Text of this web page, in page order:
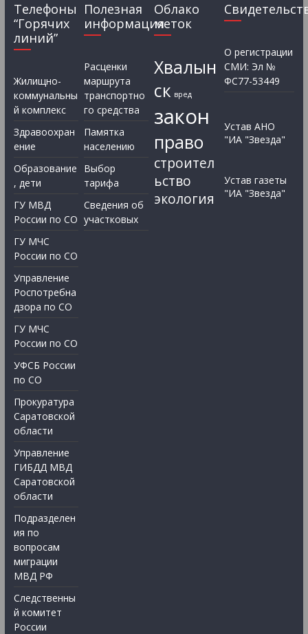
Телефоны
“Горячих
линий”
Жилищно-
коммунальны
й комплекс
Здравоохран
ение
Образование
, дети
ГУ МВД
России по СО
ГУ МЧС
России по СО
Управление
Роспотребна
дзора по СО
ГУ МЧС
России по СО
УФСБ России
по СО
Прокуратура
Саратовской
области
Управление
ГИБДД МВД
Саратовской
области
Подразделен
ия по
вопросам
миграции
МВД РФ
Следственны
й комитет
России
Полезная
информация
Расценки
маршрута
транспортно
го средства
Памятка
населению
Выбор
тарифа
Сведения об
участковых
Облако
меток
Хвалын
ск вред
закон
право
строител
ьство
экология
О регистрации
СМИ: Эл №
ФС77-53449
Устав АНО
"ИА "Звезда"
Устав газеты
"ИА "Звезда"